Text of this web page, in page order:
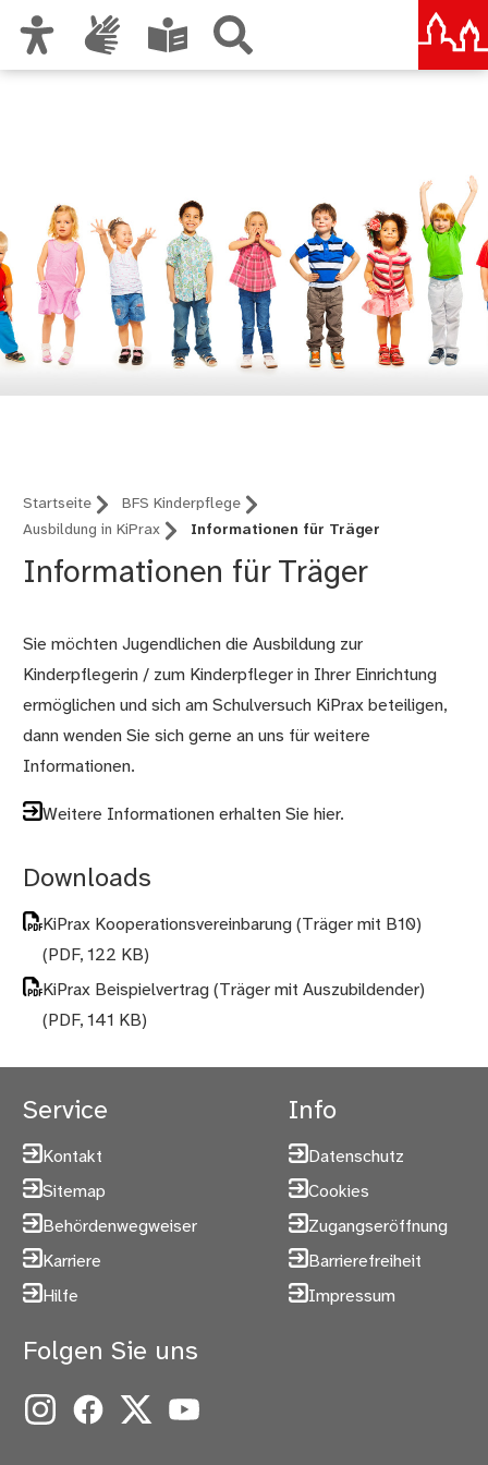
Startseite
BFS Kinderpflege
Ausbildung in KiPrax
Informationen für Träger
Informationen für Träger
Sie möchten Jugendlichen die Ausbildung zur
Kinderpflegerin / zum Kinderpfleger in Ihrer Einrichtung
ermöglichen und sich am Schulversuch KiPrax beteiligen,
dann wenden Sie sich gerne an uns für weitere
Informationen.
Weitere Informationen erhalten Sie hier.
Downloads
KiPrax Kooperationsvereinbarung (Träger mit B10)
(PDF, 122 KB)
KiPrax Beispielvertrag (Träger mit Auszubildender)
(PDF, 141 KB)
Service
Kontakt
Sitemap
Behördenwegweiser
Karriere
Hilfe
Info
Datenschutz
Cookies
Zugangseröffnung
Barrierefreiheit
Impressum
Folgen Sie uns
InstagramFacebook
X YouTube